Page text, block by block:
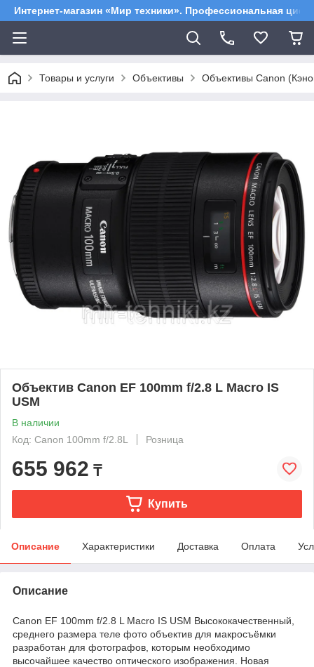
Интернет-магазин «Мир техники». Профессиональная
Товары и услуги Объективы Объективы Canon
Объектив Canon EF 100mm f/2.8 L Macro IS
USM
В наличии
Код: Canon 100mm f/2.8L
Розница
655 962 ₸
Купить
Описание Характеристики Доставка Оплата
Описание
Canon EF 100mm f/2.8 L Macro IS USM Высококачественный,
среднего размера теле фото объектив для макросъёмки
разработан для фотографов, которым необходимо
высочайшее качество оптического изображения. Новая